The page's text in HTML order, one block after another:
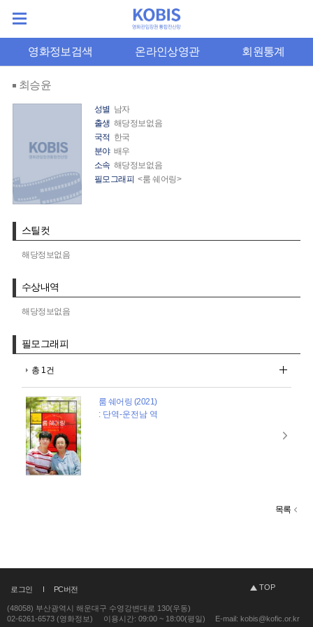
영화정보검색 온라인상영관 회원통계
최승윤
성별 남자
출생 해당정보없음
국적 한국
분야 배우
소속 해당정보없음
필모그래피 <룸 쉐어링>
스틸컷
해당정보없음
수상내역
해당정보없음
필모그래피
총 1건
룸 쉐어링 (2021)
: 단역-운전남 역
목록
로그인 PC버전 TOP
(48058) 부산광역시 해운대구 수영강변대로 130(우동)
02-6261-6573 (영화정보)
이용시간: 09:00 ~ 18:00(평일) E-mail: kobis@kofic.or.kr